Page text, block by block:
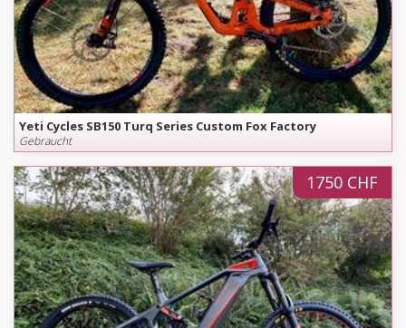
Yeti Cycles SB150 Turq Series Custom Fox Factory
Gebraucht
1750 CHF